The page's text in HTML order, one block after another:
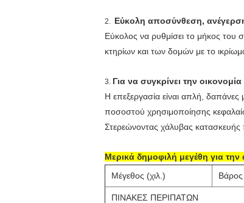
2. Εύκολη αποσύνθεση,
Εύκολος να ρυθμίσει το μήκος
κτηρίων και των δομών με το
3. Για να συγκρίνει την οικονομία
Η επεξεργασία είναι απλή,
ποσοστού χρησιμοποίησης
Στερεώνοντας χάλυβας
Μερικά δημοφιλή μεγέθη για
Μέγεθος (χιλ.)
ΠΙΝΑΚΕΣ ΠΕΡΙΠΑΤΩΝ